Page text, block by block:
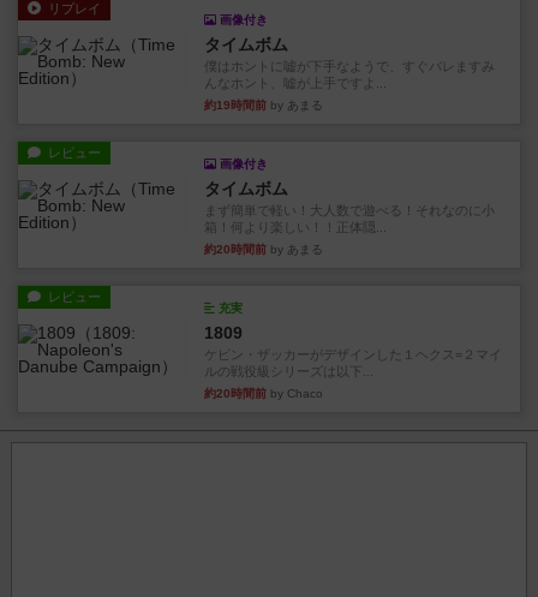
リプレイ
画像付き
タイムボム
僕はホントに嘘が下手なようで、すぐバレますみ
んなホント、嘘が上手ですよ...
約19時間前 by あまる
レビュー
画像付き
タイムボム
まず簡単で軽い！大人数で遊べる！それなのに小
箱！何より楽しい！！正体隠...
約20時間前 by あまる
レビュー
充実
1809
ケビン・ザッカーがデザインした１ヘクス=２マイ
ルの戦役級シリーズは以下...
約20時間前 by Chaco